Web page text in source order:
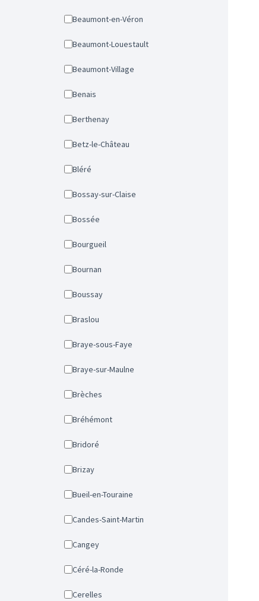
Beaumont-en-Véron
Beaumont-Louestault
Beaumont-Village
Benais
Berthenay
Betz-le-Château
Bléré
Bossay-sur-Claise
Bossée
Bourgueil
Bournan
Boussay
Braslou
Braye-sous-Faye
Braye-sur-Maulne
Brèches
Bréhémont
Bridoré
Brizay
Bueil-en-Touraine
Candes-Saint-Martin
Cangey
Céré-la-Ronde
Cerelles